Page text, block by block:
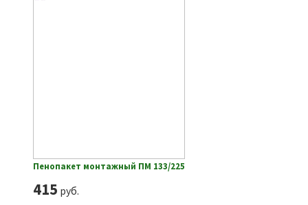
Пенопакет монтажный ПМ 133/225
415 руб.